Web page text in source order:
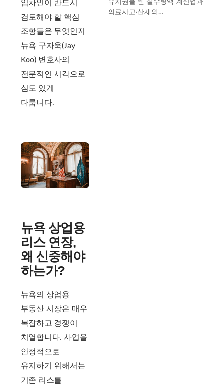
임차인이 반드시
검토해야 할 핵심
조항들은 무엇인지
뉴욕 구자욱(Jay
Koo) 변호사의
전문적인 시각으로
심도 있게
다룹니다.
뉴욕 상업용
리스 연장,
왜 신중해야
하는가?
뉴욕의 상업용
부동산 시장은 매우
복잡하고 경쟁이
치열합니다. 사업을
안정적으로
유지하기 위해서는
기존 리스를
유치권을 뺀 실수령액 계산법과
의료사고·산재의…